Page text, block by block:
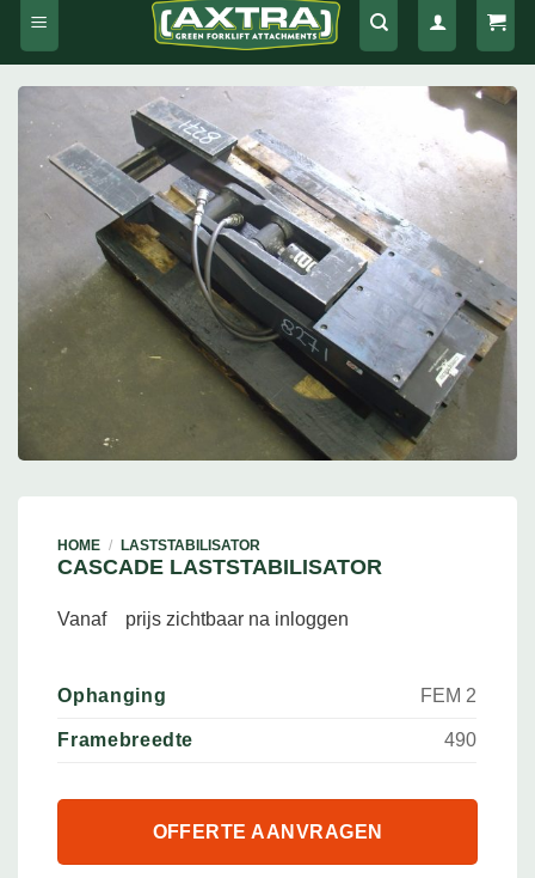
HOME / LASTSTABILISATOR
CASCADE LASTSTABILISATOR
Vanaf prijs zichtbaar na inloggen
Ophanging FEM 2
Framebreedte 490
OFFERTE AANVRAGEN